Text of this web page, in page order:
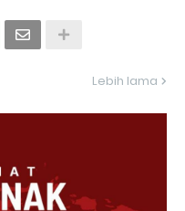
Lebih lama